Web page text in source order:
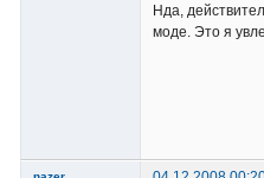
Нда,
моде. Это я